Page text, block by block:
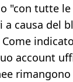
"con tutte le
causa del
account